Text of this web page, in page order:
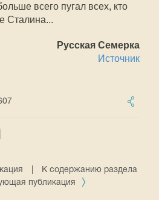
всего пугал всех, кто
Сталина...
Русская Семерка
Источник
К содержанию раздела
публикация